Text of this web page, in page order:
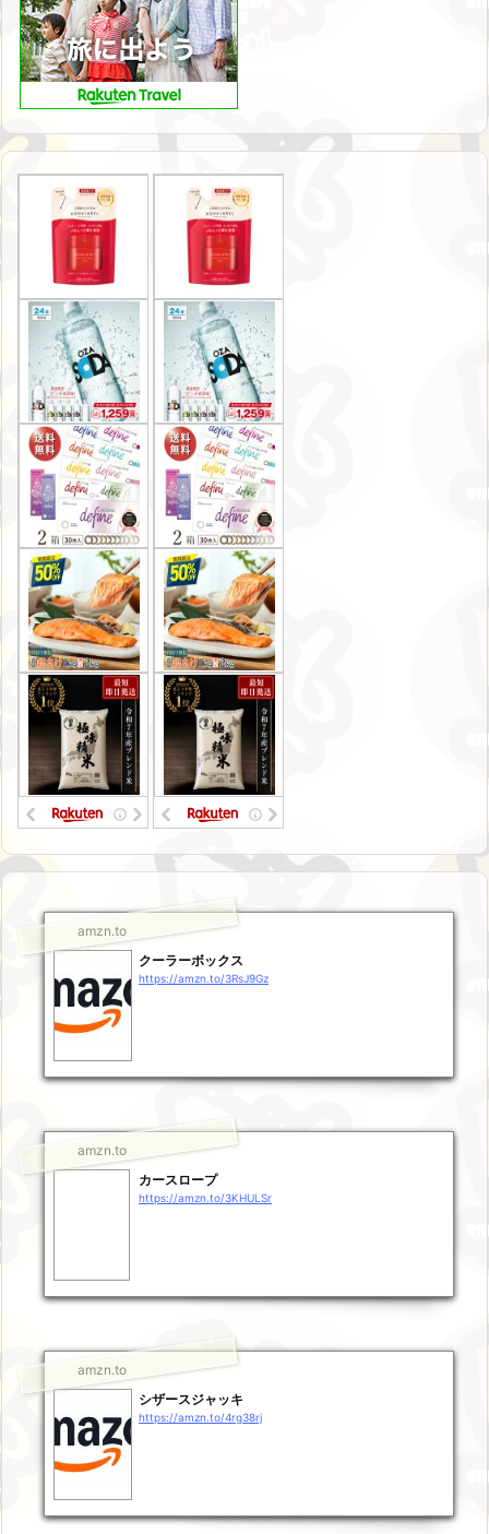
amzn.to
クーラーボックス
https://amzn.to/3RsJ9Gz
amzn.to
カースロープ
https://amzn.to/3KHULSr
amzn.to
シザースジャッキ
https://amzn.to/4rg38rj